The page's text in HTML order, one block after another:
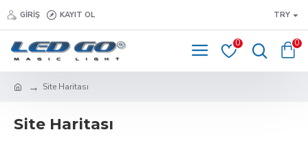
GIRIŞ KAYIT OL TRY
0 0
Site Haritası
Site Haritası